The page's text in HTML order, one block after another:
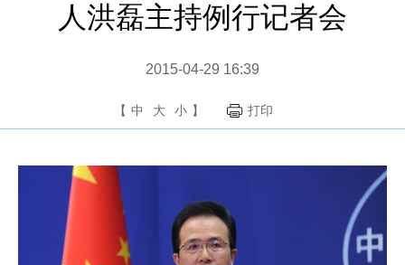
人洪磊主持例行记者会
2015-04-29 16:39
【 中 大 小 】 打印